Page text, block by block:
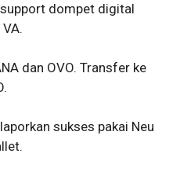
dompet digital
dan OVO. Transfer ke
sukses pakai Neu